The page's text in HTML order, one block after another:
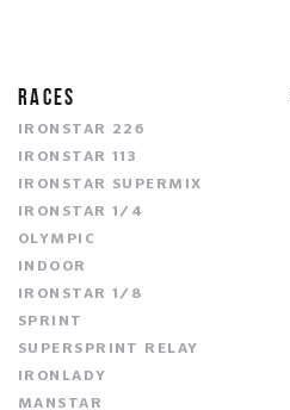
RACES
IRONSTAR 226
IRONSTAR 113
IRONSTAR SUPERMIX
IRONSTAR 1/4
OLYMPIC
INDOOR
IRONSTAR 1/8
SPRINT
SUPERSPRINT RELAY
IRONLADY
MANSTAR